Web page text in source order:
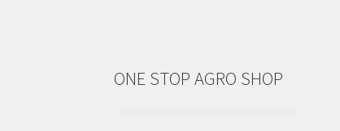
ONE STOP AGRO SHOP